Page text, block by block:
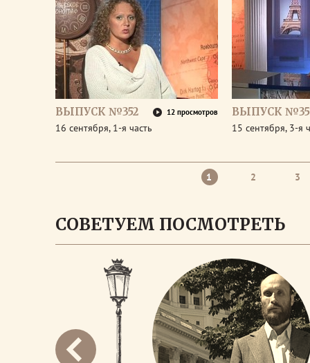
ВЫПУСК №352 12 просмотров
16 сентября, 1-я часть
ВЫПУСК
15 сентября, 3-я
1 2 3
СОВЕТУЕМ ПОСМОТРЕТЬ